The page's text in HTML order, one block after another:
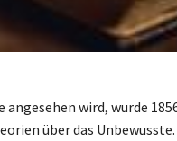
angesehen wird, wurde
über das